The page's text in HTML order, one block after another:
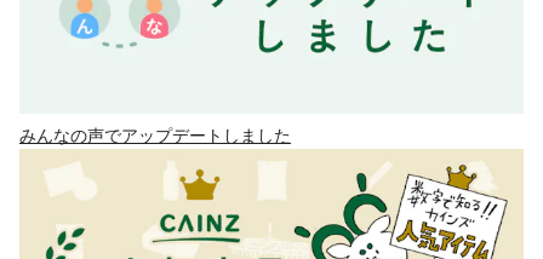
みんなの声でアップデートしました